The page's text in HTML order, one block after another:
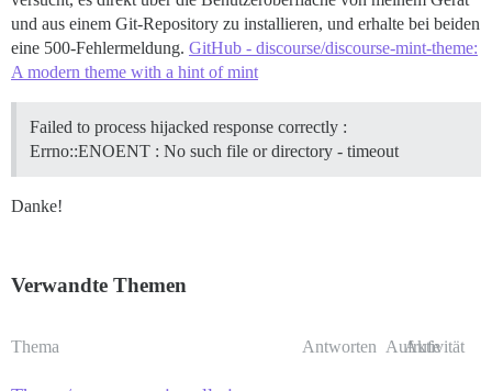
und aus einem Git-Repository zu installieren, und erhalte bei beiden
eine 500-Fehlermeldung. GitHub - discourse/discourse-mint-theme:
A modern theme with a hint of mint
Failed to process hijacked response correctly :
Errno::ENOENT : No such file or directory - timeout
Danke!
Verwandte Themen
Thema Antworten Aufrufe
Aktivität